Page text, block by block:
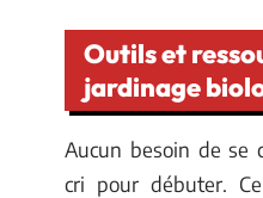
Outils et
jardinage
Aucun besoin de se
cri pour débuter.